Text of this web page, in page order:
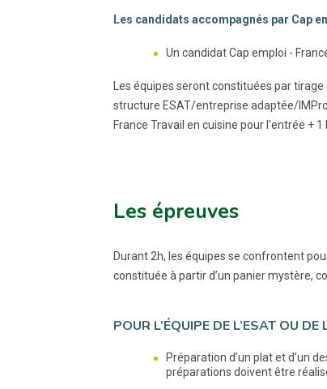
Les candidats accompagnés par Cap
Un candidat Cap emploi -
Les équipes seront constituées par
structure ESAT/entreprise adaptée/
France Travail en cuisine pour l'entrée +
Les épreuves
Durant 2h, les équipes se confrontent
constituée à partir d’un panier mystère,
POUR L’ÉQUIPE DE L’ESAT OU
Préparation d’un plat et d’un
préparations doivent être